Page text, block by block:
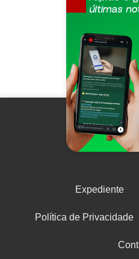
Expediente
Política de Privacidade